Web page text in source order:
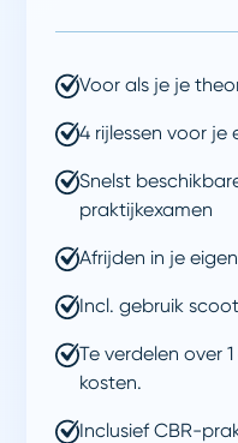
Voor als je je
4 rijlessen voor je
Snelst
praktijkexamen
Afrijden in je
Incl. gebruik
Te verdelen over
kosten.
Inclusief CBR-